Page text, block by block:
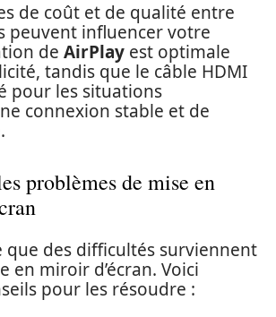
de coût et de qualité entre
peuvent influencer votre
de AirPlay est optimale
tandis que le câble HDMI
pour les situations
connexion stable et de
problèmes de mise en
que des difficultés surviennent
en miroir d’écran. Voici
pour les résoudre :